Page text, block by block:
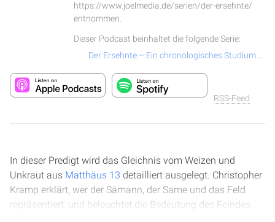
https://www.joelmedia.de/serien/der-ersehnte/
entnommen.
Dieser Podcast beinhaltet die folgende Serie:
RSS-Feed
In dieser Predigt wird das Gleichnis vom Weizen und
Unkraut aus Matthäus 13 detailliert ausgelegt. Christopher
Kramp erklärt, wer der Sämann, der Same und das Feld
repräsentiert, und beleuchtet die Bedeutung des Feindes